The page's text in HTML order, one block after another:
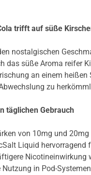
trifft auf süße
nostalgischen
das süße Aroma reifer
an einem
zu
täglichen Gebrauch
von 10mg und 20mg
Liquid hervorragend
Nicotineinwirkung
in Pod-